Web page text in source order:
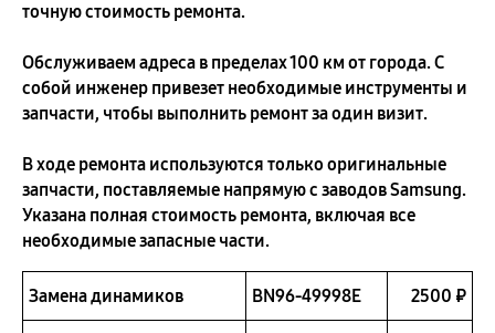
точную стоимость ремонта.
Обслуживаем адреса в пределах 100 км от города. С
собой инженер привезет необходимые инструменты и
запчасти, чтобы выполнить ремонт за один визит.
В ходе ремонта используются только оригинальные
запчасти, поставляемые напрямую с заводов Samsung.
Указана полная стоимость ремонта, включая все
необходимые запасные части.
Замена динамиков BN96-49998E 2500 ₽